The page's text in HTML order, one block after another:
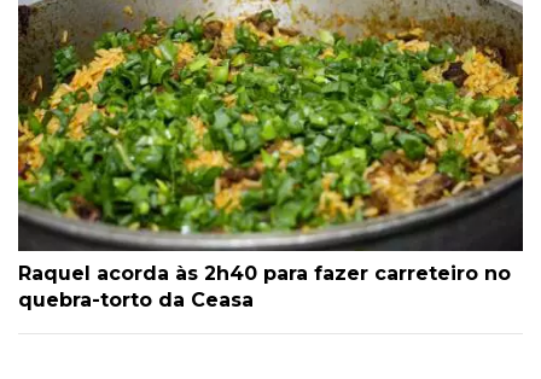
Raquel acorda às 2h40 para fazer carreteiro no
quebra-torto da Ceasa